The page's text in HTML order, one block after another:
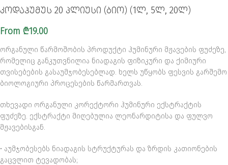
კოდაჰუმუს 20 პლიუსი (ბიო) (1ლ, 5ლ, 20ლ)
From ₾19.00
ორგანული წარმოშობის პროდუქტი ჰუმინური მჟავების ფუძეზე,
რომელიც განკუთვნილია ნიადაგის ფიზიკური და ქიმიური
თვისებების გასაუმჯობესებლად. ხელს უწყობს ფესვის გარშემო
ბიოლოგიური პროცესების წარმართვას.
თხევადი ორგანული კორექტორი ჰუმინური ექსტრაქტის
ფუძეზე. ექსტრაქტი მიღებულია ლეონარდიტისა და ფულვო
მჟავებისგან.
• აუმჯობესებს ნიადაგის სტრუქტურას და ზრდის კათიონების
გაცვლით ტევადობას;